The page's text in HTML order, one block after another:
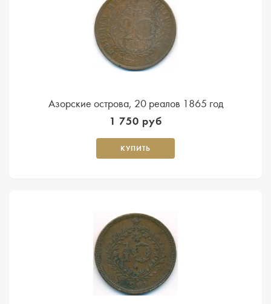
Азорские острова, 20 реалов 1865 год
1 750 руб
КУПИТЬ